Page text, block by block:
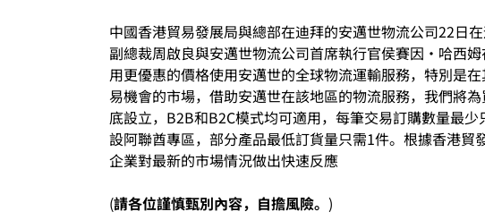
中國香港貿易發展局與總部在迪拜的安邁世物流公司22日
副總裁周啟良與安邁世物流公司首席執行官侯賽因·哈西
用更優惠的價格使用安邁世的全球物流運輸服務，特別是
易機會的市場，借助安邁世在該地區的物流服務，我們將
底設立，B2B和B2C模式均可適用，每筆交易訂購數量最
設阿聯酋專區，部分產品最低訂貨量只需1件。根據香港
企業對最新的市場情況做出快速反應
(請各位謹慎甄別內容，自擔風險。 )